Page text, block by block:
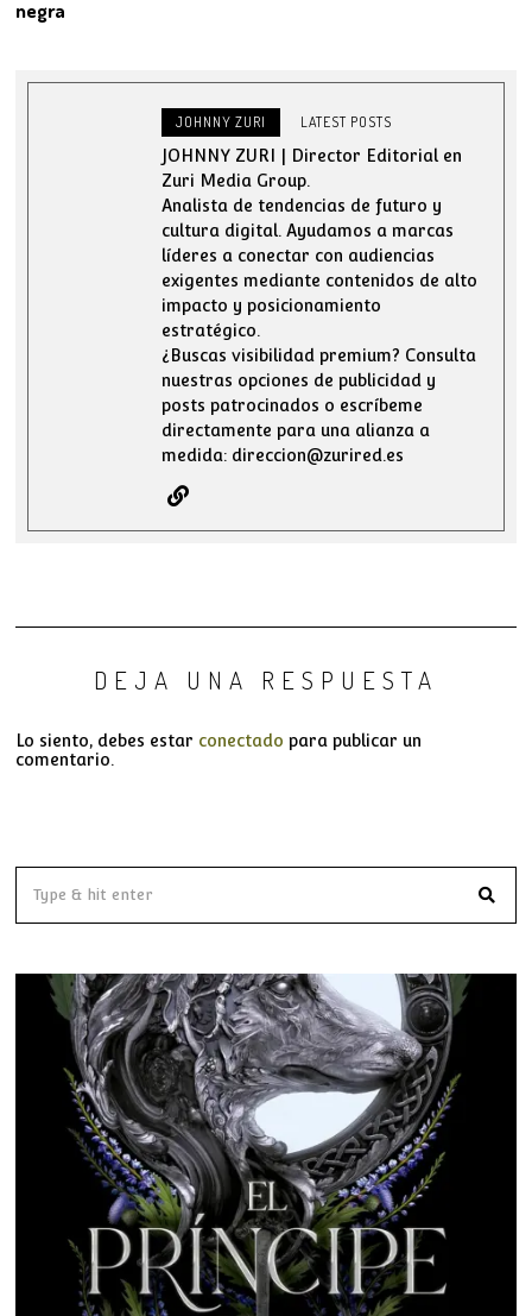
negra
JOHNNY ZURI LATEST POSTS
JOHNNY ZURI | Director Editorial en
Zuri Media Group.
Analista de tendencias de futuro y
cultura digital. Ayudamos a marcas
líderes a conectar con audiencias
exigentes mediante contenidos de alto
impacto y posicionamiento
estratégico.
¿Buscas visibilidad premium? Consulta
nuestras opciones de publicidad y
posts patrocinados o escríbeme
directamente para una alianza a
medida: direccion@zurired.es
DEJA UNA RESPUESTA
Lo siento, debes estar conectado para publicar un
comentario.